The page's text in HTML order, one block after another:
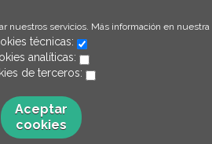
nuestros servicios. Más información en nuestra
técnicas:
analíticas:
de terceros:
Aceptar
cookies